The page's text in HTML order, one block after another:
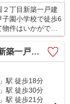
丁目新築一戸建
園小学校で徒歩6
件はいかがでし
しをするのであ
きっと素敵な一戸
戸建て
」駅 徒歩18分
」駅 徒歩30分
」駅 徒歩21分